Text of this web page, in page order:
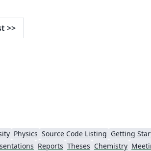
>>
Physics Source Code Listing Getting
Reports Theses Chemistry